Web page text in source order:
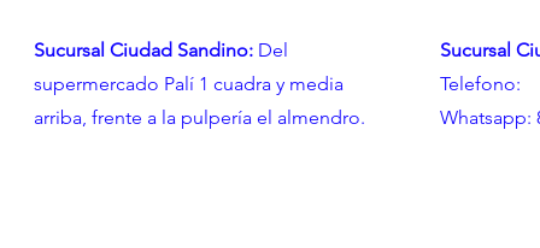
Sucursal
Telefono:
Whatsapp:
Sucursal Ciudad Sandino: Del
supermercado Palí 1 cuadra y media
arriba, frente a la pulpería el almendro.